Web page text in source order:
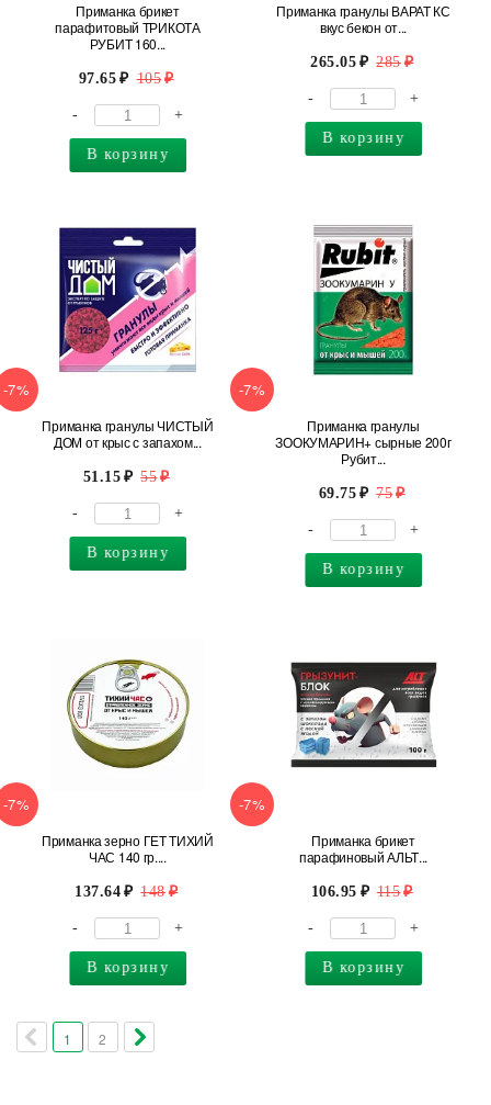
Приманка брикет
парафитовый ТРИКОТА
РУБИТ 160...
97.65 105
- +
В корзину
Приманка гранулы ВАРАТ КС
вкус бекон от...
265.05 285
- +
В корзину
-7%
Приманка гранулы ЧИСТЫЙ
ДОМ от крыс с запахом...
51.15 55
- +
В корзину
-7%
Приманка гранулы
ЗООКУМАРИН+ сырные 200г
Рубит...
69.75 75
- +
В корзину
-7%
Приманка зерно ГЕТ ТИХИЙ
ЧАС 140 гр....
137.64 148
- +
В корзину
-7%
Приманка брикет
парафиновый АЛЬТ...
106.95 115
- +
В корзину
1 2